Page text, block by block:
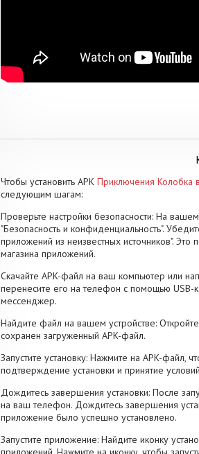
Чтобы установить APK Приключения Колобка
следующим шагам:
Проверьте настройки безопасности: На
"Безопасность и конфиденциальность".
приложений из неизвестных источников".
магазина приложений.
Скачайте APK-файл на ваш компьютер или
перенесите его на телефон с помощью USB-
мессенджер.
Найдите файл на вашем устройстве:
сохранен загруженный APK-файл.
Запустите установку: Нажмите на APK-файл,
подтверждение установки и принятие
Дождитесь завершения установки: После
на ваш телефон. Дождитесь завершения
приложение было успешно установлено.
Запустите приложение: Найдите иконку